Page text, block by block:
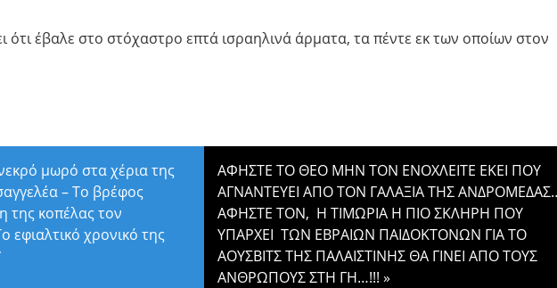
ότι έβαλε στο στόχαστρο επτά ισραηλινά άρματα, τα πέντε εκ των οποίων στον
μωρό στα χέρια της
– Το βρέφος
της κοπέλας τον
χρονικό της
ΑΦΗΣΤΕ ΤΟ ΘΕΟ ΜΗΝ ΤΟΝ ΕΝΟΧΛΕΙΤΕ ΕΚΕΙ ΠΟΥ
ΑΓΝΑΝΤΕΥΕΙ ΑΠΟ ΤΟΝ ΓΑΛΑΞΙΑ ΤΗΣ
ΑΦΗΣΤΕ ΤΟΝ, Η ΤΙΜΩΡΙΑ Η ΠΙΟ ΣΚΛΗΡΗ ΠΟΥ
ΥΠΑΡΧΕΙ ΤΩΝ ΕΒΡΑΙΩΝ ΠΑΙΔΟΚΤΟΝΩΝ ΓΙΑ ΤΟ
ΑΟΥΣΒΙΤΣ ΤΗΣ ΠΑΛΑΙΣΤΙΝΗΣ ΘΑ ΓΙΝΕΙ ΑΠΟ ΤΟΥΣ
ΑΝΘΡΩΠΟΥΣ ΣΤΗ ΓΗ…!!! »